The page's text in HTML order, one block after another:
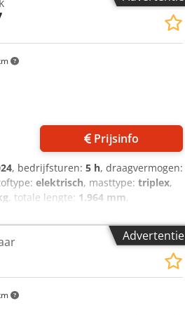
armleuning met mini-hendels voor 4
Prijsinfo
, bedrijfsturen: 5 h, draagvermogen:
elektrisch, masttype: triplex,
, totale lengte: 1.964 mm,
last: 600 Codpfx Aiswzpc
staat: Nieuw Type voorbanden:
Achterbanden Conditie:
2024 Conditie accu: 80 - 100%
Advertentie